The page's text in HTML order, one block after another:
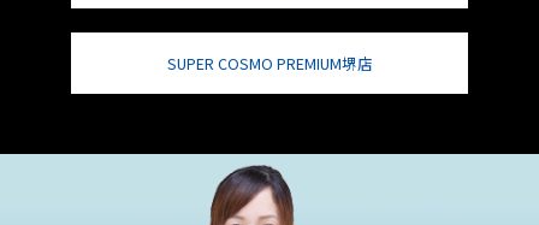
SUPER COSMO PREMIUM堺店